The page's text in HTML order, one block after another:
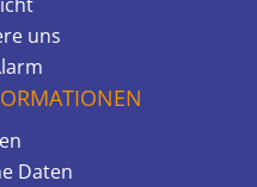
uns
Daten